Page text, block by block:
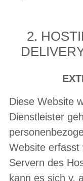
2.
Diese Website
Dienstleister
Website erfasst
Servern des
kann es sich v.